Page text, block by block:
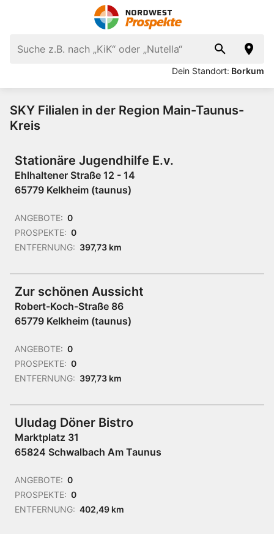
Dein Standort: Borkum
SKY Filialen in der Region Main-Taunus-
Kreis
Stationäre Jugendhilfe E.v.
Ehlhaltener Straße 12 - 14
65779 Kelkheim (taunus)
ANGEBOTE: 0
PROSPEKTE: 0
ENTFERNUNG: 397,73 km
Zur schönen Aussicht
Robert-Koch-Straße 86
65779 Kelkheim (taunus)
ANGEBOTE: 0
PROSPEKTE: 0
ENTFERNUNG: 397,73 km
Uludag Döner Bistro
Marktplatz 31
65824 Schwalbach Am Taunus
ANGEBOTE: 0
PROSPEKTE: 0
ENTFERNUNG: 402,49 km